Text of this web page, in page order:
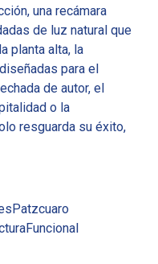
una recámara
de luz natural que
planta alta, la
para el
de autor, el
o la
resguarda su éxito,